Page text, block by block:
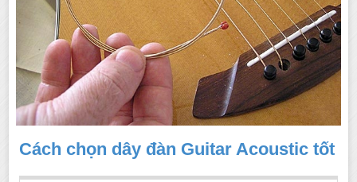
Cách chọn dây đàn Guitar Acoustic tốt